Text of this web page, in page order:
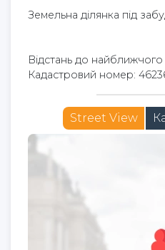
Земельна ділянка під
Відстань до найближчого
Кадастровий номер:
Street View